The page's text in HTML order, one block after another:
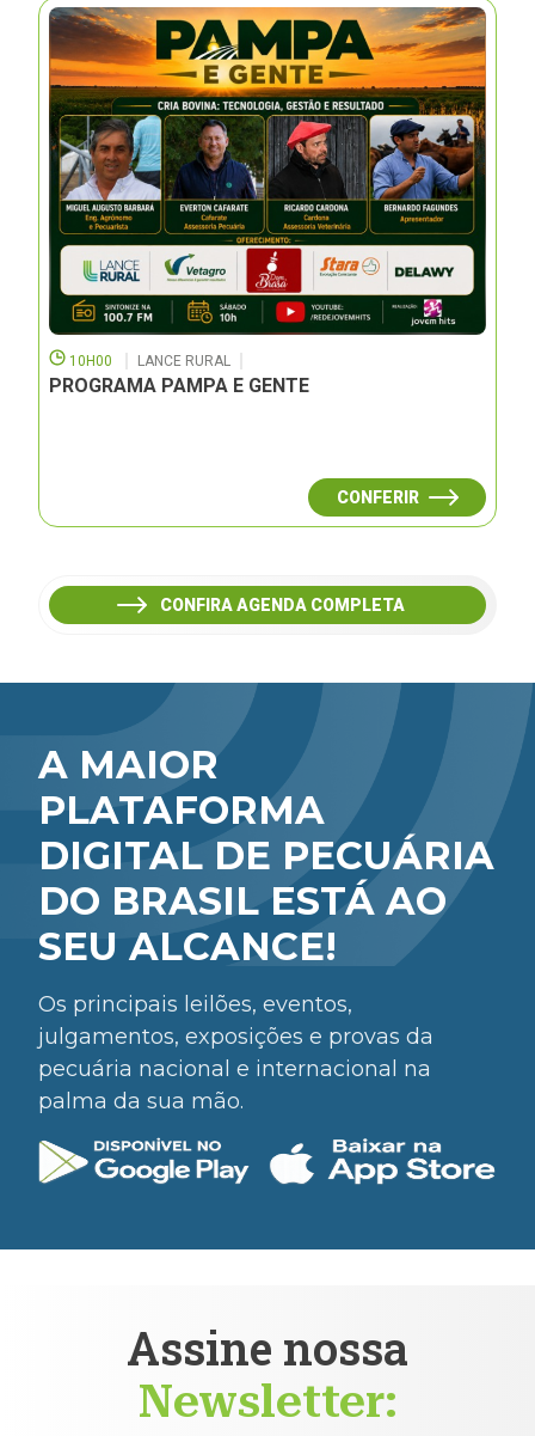
10H00 LANCE RURAL
PROGRAMA PAMPA E GENTE
CONFERIR
CONFIRA AGENDA COMPLETA
A MAIOR
PLATAFORMA
DIGITAL DE PECUÁRIA
DO BRASIL ESTÁ AO
SEU ALCANCE!
Os principais leilões, eventos,
julgamentos, exposições e provas da
pecuária nacional e internacional na
palma da sua mão.
Assine nossa
Newsletter: